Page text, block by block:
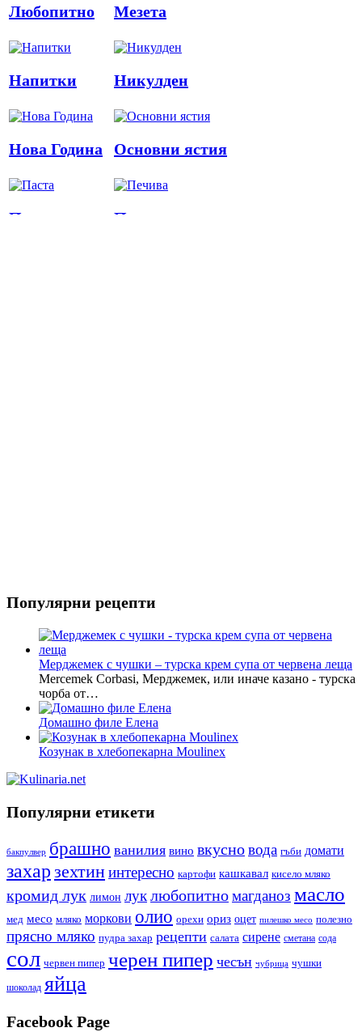
Любопитно Мезета
Напитки Никулден
Нова Година Основни ястия
Паста Печива
Популярни рецепти
Мерджемек с чушки – турска крем супа от червена леща
Mercemek Corbasi, Мерджемек, или иначе казано - турска
чорба от…
Домашно филе Елена
Козунак в хлебопекарна Moulinex
Популярни етикети
бакпулвер брашно ванилия вино вкусновода гъби домати
захар зехтининтересно картофи кашкавал кисело мляко
кромид лук лимон луклюбопитномагданоз масло
мед месо мляко моркови олио орехи ориз оцет пилешко месо полезно
прясно мляко пудра захар рецепти салата сирене сметана сода
сол червен пипер черен пипер чесън чубрица чушки
шоколад яйца
Facebook Page